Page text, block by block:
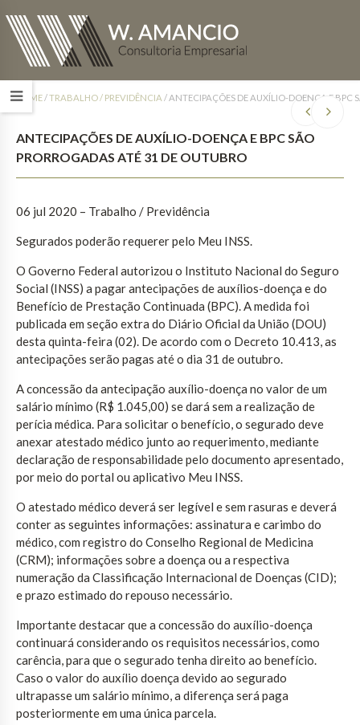
HOME/TRABALHO / PREVIDÊNCIA /ANTECIPAÇÕES DE AUXÍLIO-DOENÇA E BPC
ANTECIPAÇÕES DE AUXÍLIO-DOENÇA E BPC SÃO
PRORROGADAS ATÉ 31 DE OUTUBRO
06 jul 2020 – Trabalho / Previdência
Segurados poderão requerer pelo Meu INSS.
O Governo Federal autorizou o Instituto Nacional do Seguro
Social (INSS) a pagar antecipações de auxílios-doença e do
Benefício de Prestação Continuada (BPC). A medida foi
publicada em seção extra do Diário Oficial da União (DOU)
desta quinta-feira (02). De acordo com o Decreto 10.413, as
antecipações serão pagas até o dia 31 de outubro.
A concessão da antecipação auxílio-doença no valor de um
salário mínimo (R$ 1.045,00) se dará sem a realização de
perícia médica. Para solicitar o benefício, o segurado deve
anexar atestado médico junto ao requerimento, mediante
declaração de responsabilidade pelo documento apresentado,
por meio do portal ou aplicativo Meu INSS.
O atestado médico deverá ser legível e sem rasuras e deverá
conter as seguintes informações: assinatura e carimbo do
médico, com registro do Conselho Regional de Medicina
(CRM); informações sobre a doença ou a respectiva
numeração da Classificação Internacional de Doenças (CID);
e prazo estimado do repouso necessário.
Importante destacar que a concessão do auxílio-doença
continuará considerando os requisitos necessários, como
carência, para que o segurado tenha direito ao benefício.
Caso o valor do auxílio doença devido ao segurado
ultrapasse um salário mínimo, a diferença será paga
posteriormente em uma única parcela.